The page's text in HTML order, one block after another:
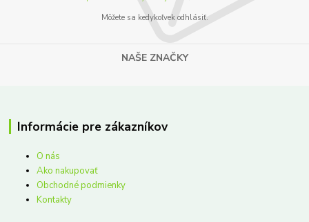
Môžete sa kedykoľvek odhlásiť.
NAŠE ZNAČKY
Informácie pre zákazníkov
O nás
Ako nakupovať
Obchodné podmienky
Kontakty